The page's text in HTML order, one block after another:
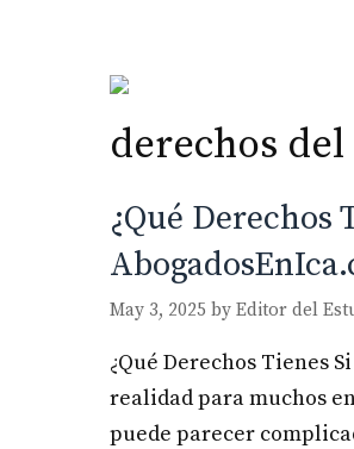
derechos
¿Qué Derechos
May 3, 2025 by Editor del
¿Qué Derechos Tienes
realidad para muchos
puede parecer